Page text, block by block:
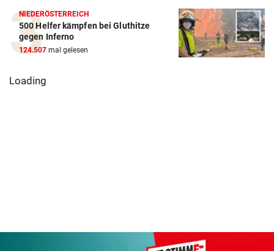
NIEDERÖSTERREICH
500 Helfer kämpfen bei Gluthitze
gegen Inferno
124.507 mal gelesen
Loading